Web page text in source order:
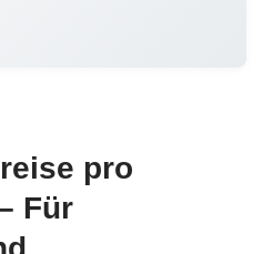
pro
Für